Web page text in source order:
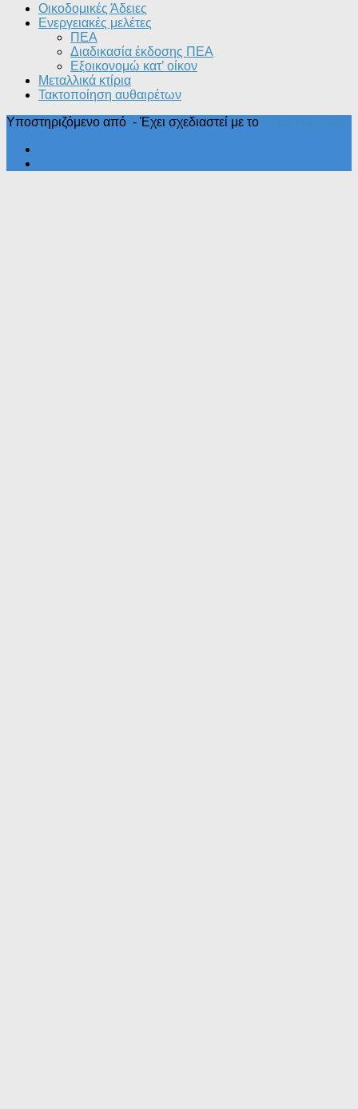
Οικοδομικές Άδειες
Ενεργειακές μελέτες
ΠΕΑ
Διαδικασία έκδοσης ΠΕΑ
Εξοικονομώ κατ’ οίκoν
Μεταλλικά κτίρια
Τακτοποίηση αυθαιρέτων
Υποστηριζόμενο από - Έχει σχεδιαστεί με το